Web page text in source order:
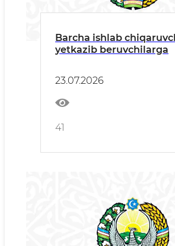
Barcha ishlab
yetkazib beruvchilarga
23.07.2026
41